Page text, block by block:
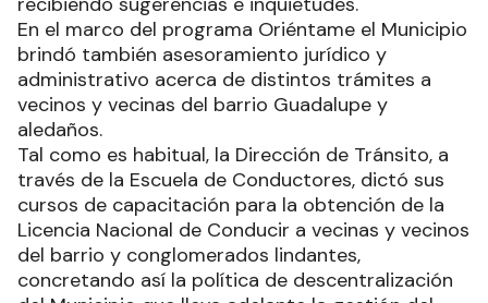
En el marco del programa Oriéntame el Municipio
brindó también asesoramiento jurídico y
administrativo acerca de distintos trámites a
vecinos y vecinas del barrio Guadalupe y
aledaños.
Tal como es habitual, la Dirección de Tránsito, a
través de la Escuela de Conductores, dictó sus
cursos de capacitación para la obtención de la
Licencia Nacional de Conducir a vecinas y vecinos
del barrio y conglomerados lindantes,
concretando así la política de descentralización